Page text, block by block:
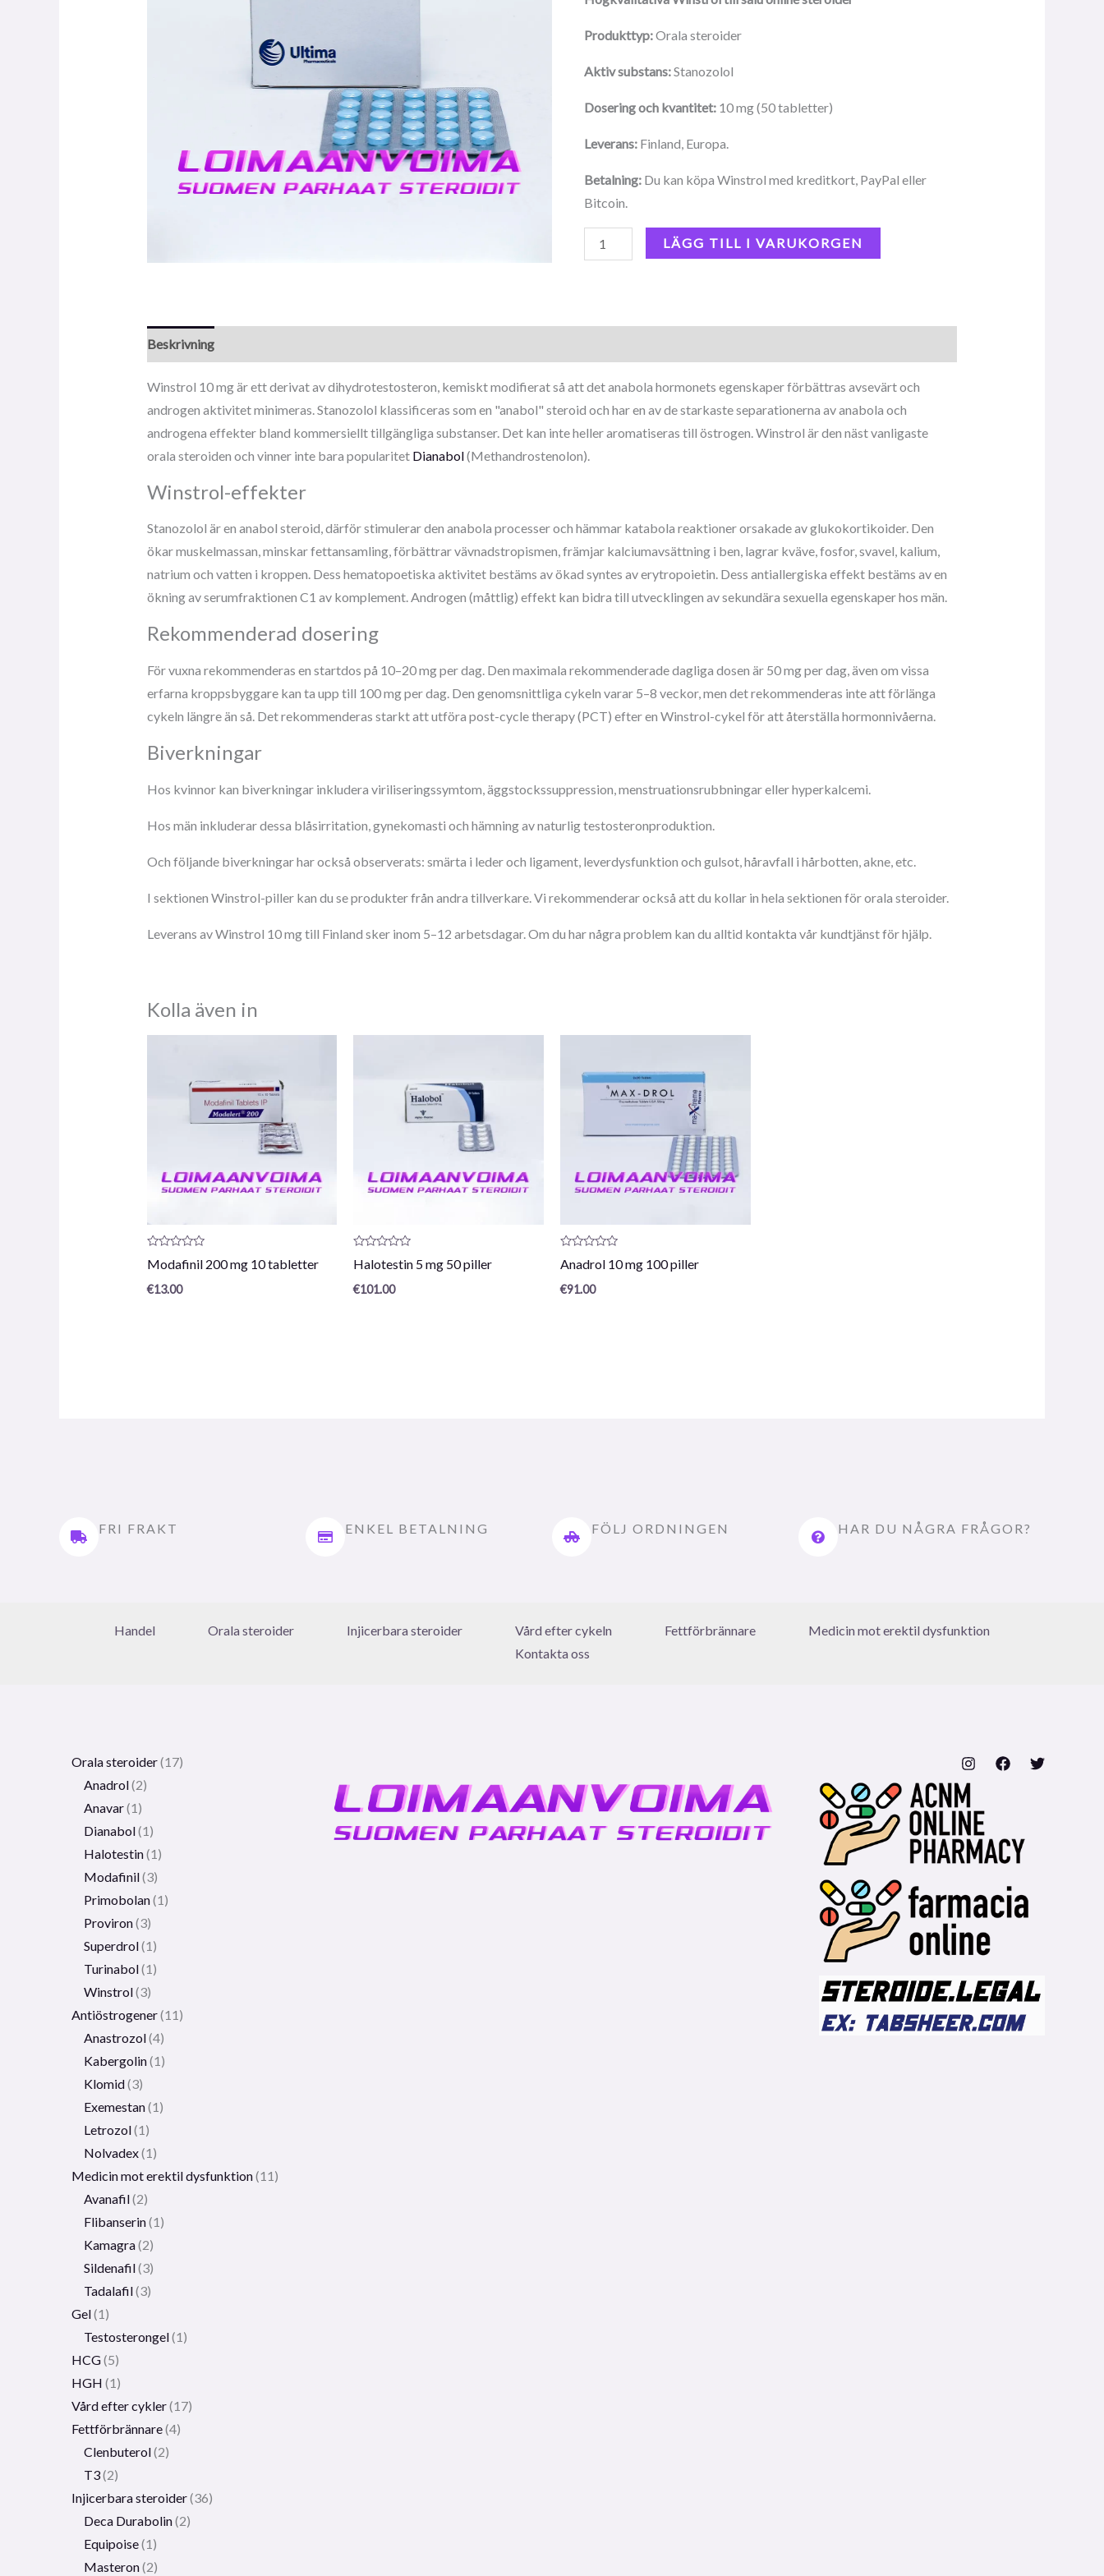
Produkttyp:Orala steroider
Aktiv substans:Stanozolol
Dosering och kvantitet: 10 mg (50 tabletter)
Leverans: Finland, Europa.
Betalning: Du kan köpa Winstrol med kreditkort, PayPal eller
Bitcoin.
LÄGG TILL I VARUKORGEN
Beskrivning
Winstrol 10 mg är ett derivat av dihydrotestosteron, kemiskt modifierat så att det anabola hormonets egenskaper förbättras avsevärt och
androgen aktivitet minimeras. Stanozolol klassificeras som en "anabol" steroid och har en av de starkaste separationerna av anabola och
androgena effekter bland kommersiellt tillgängliga substanser. Det kan inte heller aromatiseras till östrogen. Winstrol är den näst vanligaste
orala steroiden och vinner inte bara popularitet Dianabol(Methandrostenolon).
Winstrol-effekter
Stanozolol är en anabol steroid, därför stimulerar den anabola processer och hämmar katabola reaktioner orsakade av glukokortikoider. Den
ökar muskelmassan, minskar fettansamling, förbättrar vävnadstropismen, främjar kalciumavsättning i ben, lagrar kväve, fosfor, svavel, kalium,
natrium och vatten i kroppen. Dess hematopoetiska aktivitet bestäms av ökad syntes av erytropoietin. Dess antiallergiska effekt bestäms av en
ökning av serumfraktionen C1 av komplement. Androgen (måttlig) effekt kan bidra till utvecklingen av sekundära sexuella egenskaper hos män.
Rekommenderad dosering
För vuxna rekommenderas en startdos på 10–20 mg per dag. Den maximala rekommenderade dagliga dosen är 50 mg per dag, även om vissa
erfarna kroppsbyggare kan ta upp till 100 mg per dag. Den genomsnittliga cykeln varar 5–8 veckor, men det rekommenderas inte att förlänga
cykeln längre än så. Det rekommenderas starkt att utföra post-cycle therapy (PCT) efter en Winstrol-cykel för att återställa hormonnivåerna.
Biverkningar
Hos kvinnor kan biverkningar inkludera viriliseringssymtom, äggstockssuppression, menstruationsrubbningar eller hyperkalcemi.
Hos män inkluderar dessa blåsirritation, gynekomasti och hämning av naturlig testosteronproduktion.
Och följande biverkningar har också observerats: smärta i leder och ligament, leverdysfunktion och gulsot, håravfall i hårbotten, akne, etc.
I sektionen Winstrol-piller kan du se produkter från andra tillverkare. Vi rekommenderar också att du kollar in hela sektionen för orala steroider.
Leverans av Winstrol 10 mg till Finland sker inom 5–12 arbetsdagar. Om du har några problem kan du alltid kontakta vår kundtjänst för hjälp.
Kolla även in
0
5
Modafinil 200 mg 10 tabletter
€13.00
0
5
Halotestin 5 mg 50 piller
€101.00
0
5
Anadrol 10 mg 100 piller
€91.00
FRI FRAKT ENKEL BETALNING FÖLJ ORDNINGEN HAR DU NÅGRA FRÅGOR?
Handel Orala steroider Injicerbara steroider Vård efter cykeln Fettförbrännare
Medicin mot erektil dysfunktion
Kontakta oss
Orala steroider 17
Anadrol 2
Anavar 1
Dianabol 1
Halotestin 1
Modafinil 3
Primobolan 1
Proviron 3
Superdrol 1
Turinabol 1
Winstrol 3
Antiöstrogener 11
Anastrozol 4
Kabergolin 1
Klomid 3
Exemestan 1
Letrozol 1
Nolvadex 1
Medicin mot erektil dysfunktion 11
Avanafil 2
Flibanserin 1
Kamagra 2
Sildenafil 3
Tadalafil 3
Gel 1
Testosterongel 1
HCG 5
HGH 1
Vård efter cykler 17
Fettförbrännare 4
Clenbuterol 2
T3 2
Injicerbara steroider 36
Deca Durabolin 2
Equipoise 1
Masteron 2